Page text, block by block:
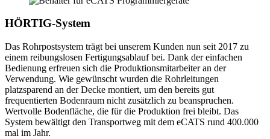
HÖRTIG-System
Das Rohrpostsystem trägt bei unserem Kunden nun seit 2017 zu
einem reibungslosen Fertigungsablauf bei. Dank der einfachen
Bedienung erfreuen sich die Produktionsmitarbeiter an der
Verwendung. Wie gewünscht wurden die Rohrleitungen
platzsparend an der Decke montiert, um den bereits gut
frequentierten Bodenraum nicht zusätzlich zu beanspruchen.
Wertvolle Bodenfläche, die für die Produktion frei bleibt. Das
System bewältigt den Transportweg mit dem eCATS rund 400.000
mal im Jahr.